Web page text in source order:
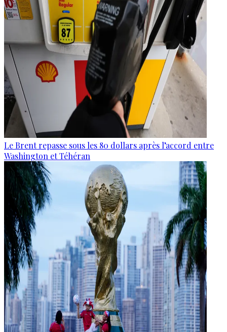
Le Brent repasse sous les 80 dollars après l’accord entre
Washington et Téhéran